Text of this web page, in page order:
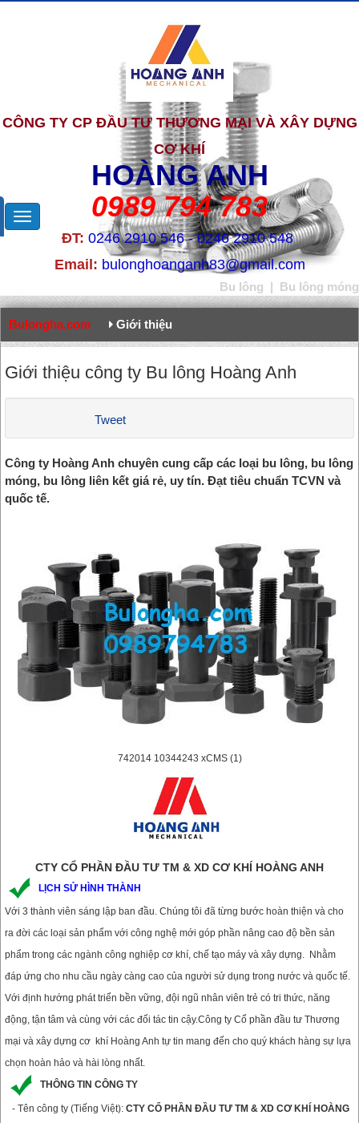
CÔNG TY CP ĐẦU TƯ THƯƠNG MẠI VÀ XÂY DỰNG
CƠ KHÍ
HOÀNG ANH
0989 794 783
ĐT: 0246 2910 546 - 0246 2910 548
Email: bulonghoanganh83@gmail.com
Bu lông | Bu lông móng
Bulongha.com Giới thiệu
Giới thiệu công ty Bu lông Hoàng Anh
Tweet
Công ty Hoàng Anh chuyên cung cấp các loại bu lông, bu lông
móng, bu lông liên kết giá rẻ, uy tín. Đạt tiêu chuẩn TCVN và
quốc tế.
742014 10344243 xCMS (1)
CTY CỔ PHẦN ĐẦU TƯ TM & XD CƠ KHÍ HOÀNG ANH
LỊCH SỬ HÌNH THÀNH
Với 3 thành viên sáng lập ban đầu. Chúng tôi đã từng bước hoàn thiện và cho
ra đời các loại sản phẩm với công nghệ mới góp phần nâng cao độ bền sản
phẩm trong các ngành công nghiệp cơ khí, chế tạo máy và xây dựng. Nhằm
đáp ứng cho nhu cầu ngày càng cao của người sử dụng trong nước và quốc tế.
Với định hướng phát triển bền vững, đội ngũ nhân viên trẻ có tri thức, năng
động, tận tâm và cùng với các đối tác tin cậy.Công ty Cổ phần đầu tư Thương
mại và xây dựng cơ khí Hoàng Anh tự tin mang đến cho quý khách hàng sự lựa
chọn hoàn hảo và hài lòng nhất.
THÔNG TIN CÔNG TY
- Tên công ty (Tiếng Việt): CTY CỔ PHẦN ĐẦU TƯ TM & XD CƠ KHÍ HOÀNG